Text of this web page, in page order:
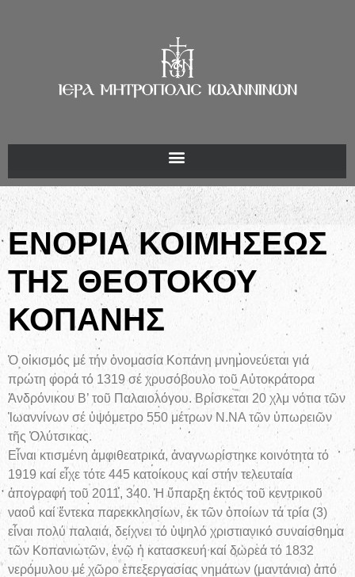
ΕΝΟΡΙΑ ΚΟΙΜΗΣΕΩΣ
ΤΗΣ ΘΕΟΤΟΚΟΥ
ΚΟΠΑΝΗΣ
Ὁ οἰκισμός μέ τήν ὀνομασία Κοπάνη μνημονεύεται γιά
πρώτη φορά τό 1319 σέ χρυσόβουλο τοῦ Αὐτοκράτορα
Ἀνδρόνικου Β’ τοῦ Παλαιολόγου. Βρίσκεται 20 χλμ νότια τῶν
Ἰωαννίνων σέ ὑψόμετρο 550 μέτρων Ν.ΝΑ τῶν ὑπωρειῶν
τῆς Ὀλύτσικας.
Εἶναι κτισμένη ἀμφιθεατρικά, ἀναγνωρίστηκε κοινότητα τό
1919 καί εἶχε τότε 445 κατοίκους καί στήν τελευταία
ἀπογραφή τοῦ 2011, 340. Ἡ ὕπαρξη ἐκτός τοῦ κεντρικοῦ
ναοῦ καί ἕντεκα παρεκκλησίων, ἐκ τῶν ὁποίων τά τρία (3)
εἶναι πολύ παλαιά, δείχνει τό ὑψηλό χριστιανικό συναίσθημα
τῶν Κοπανιωτῶν, ἐνῷ ἡ κατασκευή καί δωρεά τό 1832
νερόμυλου μέ χῶρο ἐπεξεργασίας νημάτων (μαντάνια) ἀπό